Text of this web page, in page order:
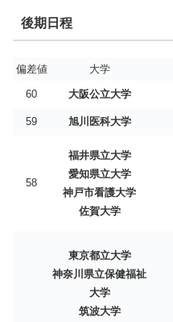
後期日程
偏差値 大学
60 大阪公立大学
59 旭川医科大学
58
福井県立大学
愛知県立大学
神戸市看護大学
佐賀大学
東京都立大学
神奈川県立保健福祉
大学
筑波大学